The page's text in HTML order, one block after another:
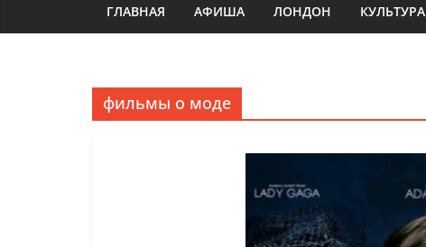
ГЛАВНАЯ АФИША ЛОНДОН КУЛЬТУРА
фильмы о моде